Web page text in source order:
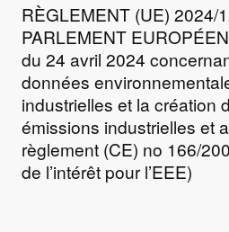
RÈGLEMENT (UE) 2024/
PARLEMENT
du 24 avril 2024
données
industrielles et la création
émissions industrielles et
règlement (CE) no 166/
de l’intérêt pour l’EEE)